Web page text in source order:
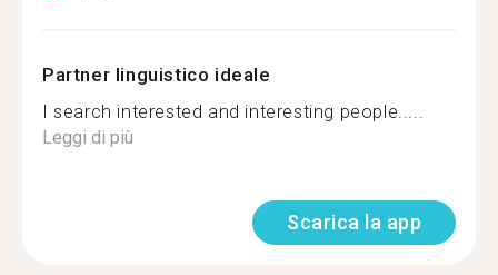
Partner linguistico ideale
I search interested and interesting people.....
Leggi di più
Scarica la app